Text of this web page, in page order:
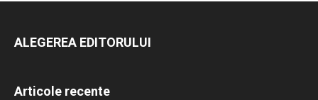
ALEGEREA EDITORULUI
Articole recente